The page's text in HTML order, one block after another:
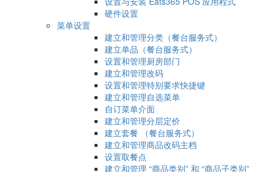
硬件设置
菜单设置
建立和管理分类（餐台服务式）
建立单品（餐台服务式）
设置和管理厨房部门
建立和管理改码
设置和管理特别要求快捷键
建立和管理自选菜单
自订菜单介面
建立和管理分层定价
建立套餐 （餐台服务式）
建立和管理商品改码主档
设置取餐点
建立和管理 “商品类别” 和 “商品子类别”